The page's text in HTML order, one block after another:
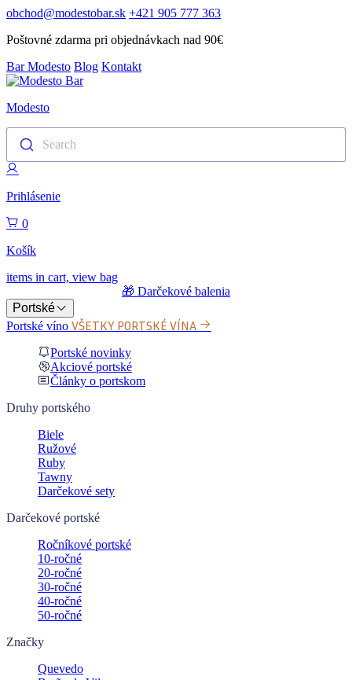
obchod@modestobar.sk +421 905 777 363
Poštovné zdarma pri objednávkach nad 90€
Bar Modesto Blog Kontakt
Modesto
Search
Prihlásenie
0
Košík
items in cart, view bag
🎁 Darčekové balenia
Portské
Portské víno VŠETKY PORTSKÉ VÍNA
Portské novinky
Akciové portské
Články o portskom
Druhy portského
Biele
Ružové
Ruby
Tawny
Darčekové sety
Darčekové portské
Ročníkové portské
10-ročné
20-ročné
30-ročné
40-ročné
50-ročné
Značky
Quevedo